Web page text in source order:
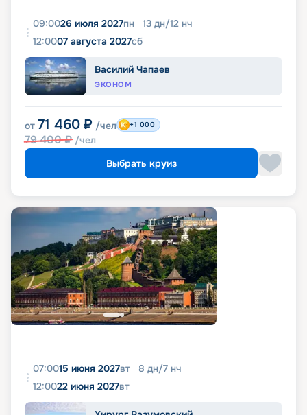
09:0026 июля 2027пн 13 дн/12 нч
12:0007 августа 2027сб
Василий Чапаев
ЭКОНОМ
от 71 460 ₽ /чел
79 400₽ /чел
+1 000
Выбрать круиз
07:0015 июня 2027вт 8 дн/7 нч
12:0022 июня 2027вт